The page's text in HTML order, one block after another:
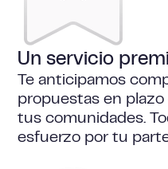
Un servicio
Te anticipamos
propuestas en
tus comunidades.
esfuerzo por tu